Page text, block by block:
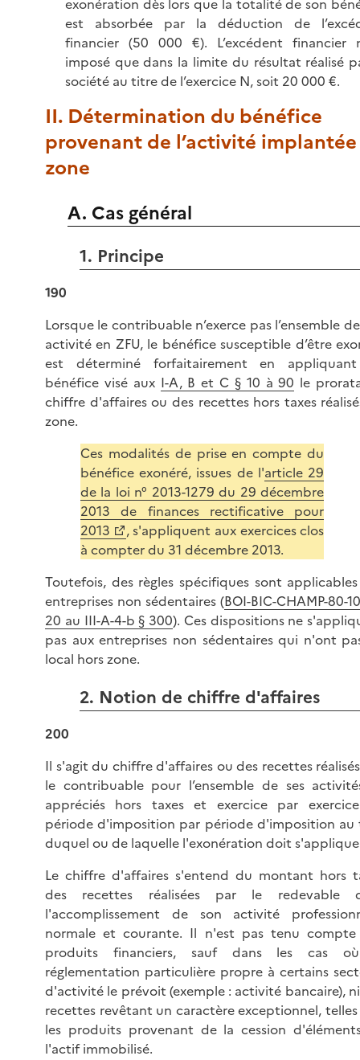
est absorbée par la déduction de
financier (50 000 €). L’excédent financier
imposé que dans la limite du résultat réalisé
société au titre de l’exercice N, soit 20 000 €.
II. Détermination du bénéfice
provenant de l’activité
zone
A. Cas général
1. Principe
190
Lorsque le contribuable n’exerce pas l’ensemble
activité en ZFU, le bénéfice susceptible d’être
est déterminé forfaitairement en
bénéfice visé aux I-A, B et C § 10 à 90 le
chiffre d'affaires ou des recettes hors taxes
zone.
Ces modalités de prise en compte du
bénéfice exonéré, issues de l'article 29
de la loi n° 2013-1279 du 29 décembre
2013 de finances rectificative pour
2013
, s'appliquent aux exercices clos
à compter du 31 décembre 2013.
Toutefois, des règles spécifiques sont
entreprises non sédentaires (BOI-BIC-CHAMP-80-
20 au III-A-4-b § 300). Ces dispositions ne
pas aux entreprises non sédentaires qui n'ont
local hors zone.
2. Notion de chiffre d'affaires
200
Il s'agit du chiffre d'affaires ou des recettes
le contribuable pour l’ensemble de ses
appréciés hors taxes et exercice par
période d'imposition par période d'imposition
duquel ou de laquelle l'exonération doit
Le chiffre d'affaires s'entend du montant hors
des recettes réalisées par le redevable
l'accomplissement de son activité
normale et courante. Il n'est pas tenu compte
produits financiers, sauf dans les cas
réglementation particulière propre à certains
d'activité le prévoit (exemple : activité bancaire),
recettes revêtant un caractère exceptionnel,
les produits provenant de la cession
l'actif immobilisé.